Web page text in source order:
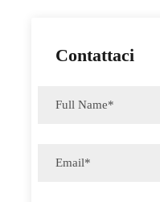
Contattaci